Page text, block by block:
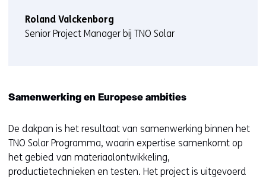
Roland Valckenborg
Senior Project Manager bij TNO Solar
Samenwerking en Europese ambities
De dakpan is het resultaat van samenwerking binnen het
TNO Solar Programma, waarin expertise samenkomt op
het gebied van materiaalontwikkeling,
productietechnieken en testen. Het project is uitgevoerd